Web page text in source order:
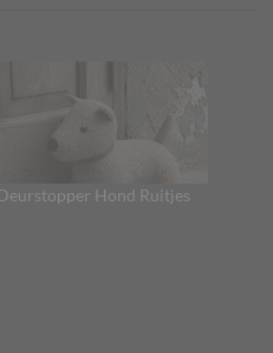
Hond Ruitjes